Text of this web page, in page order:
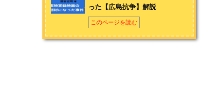
った【広島抗争】解説
このページを読む